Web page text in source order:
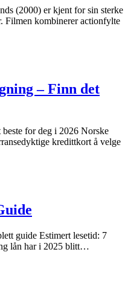
(2000) er kjent for sin sterke
Filmen kombinerer actionfylte
– Finn det
for deg i 2026 Norske
kredittkort å velge
guide Estimert lesetid: 7
lån har i 2025 blitt…